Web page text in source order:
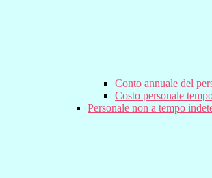
Conto annuale del
Costo personale
Personale non a tempo